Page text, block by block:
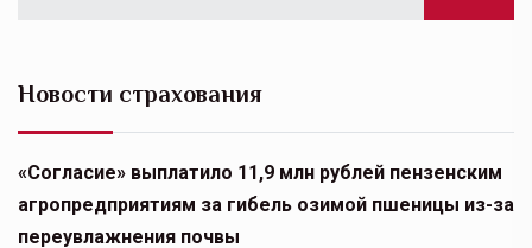
Новости страхования
«Согласие» выплатило 11,9 млн рублей пензенским
агропредприятиям за гибель озимой пшеницы из-за
переувлажнения почвы